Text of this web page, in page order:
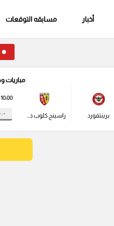
أخبار مسابقه التوقعات
برينتفورد
مباريات
راسينج كلوب دي لانس
10:00 ص
: -